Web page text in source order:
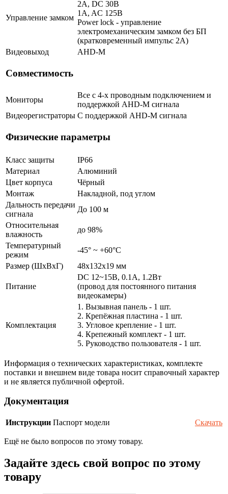
Управление замком
2A, DC 30В
1A, AC 125В
Power lock - управление
электромеханическим замком без БП
(кратковременный импульс 2A)
Видеовыход
AHD-M
Совместимость
Мониторы
Все с 4-х проводным подключением и
поддержкой AHD-M сигнала
Видеорегистраторы С поддержкой AHD-M сигнала
Физические параметры
Класс защиты
IP66
Материал
Алюминий
Цвет корпуса
Чёрный
Монтаж
Накладной, под углом
Дальность передачи
сигнала
До 100 м
Относительная
влажность
до 98%
Температурный
режим
-45° ~ +60°С
Размер (ШxВxГ)
48x132x19 мм
Питание
DC 12~15В, 0.1А, 1.2Вт
(провод для постоянного питания
видеокамеры)
Комплектация
1. Вызывная панель - 1 шт.
2. Крепёжная пластина - 1 шт.
3. Угловое крепление - 1 шт.
4. Крепежный комплект - 1 шт.
5. Руководство пользователя - 1 шт.
Информация о технических характеристиках, комплекте
поставки и внешнем виде товара носит справочный характер
и не является публичной офертой.
Документация
Инструкции Паспорт модели Скачать
Ещё не было вопросов по этому товару.
Задайте здесь свой вопрос по этому
товару